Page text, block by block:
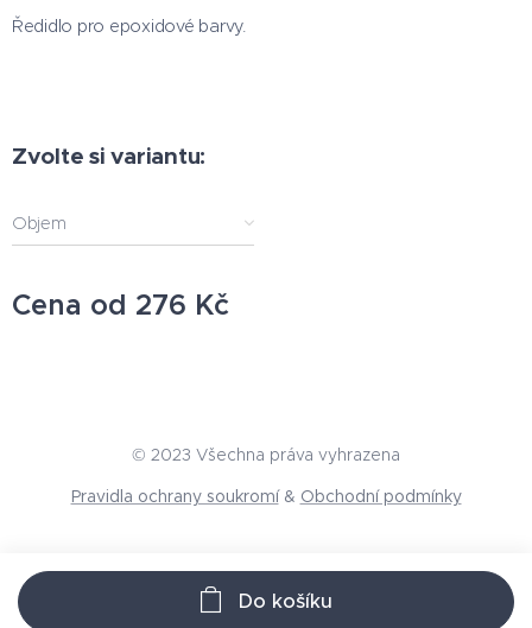
Ředidlo pro epoxidové barvy.
Zvolte si variantu:
Objem
Cena od 276 Kč
Do košíku
© 2023 Všechna práva vyhrazena
Pravidla ochrany soukromí& Obchodní podmínky